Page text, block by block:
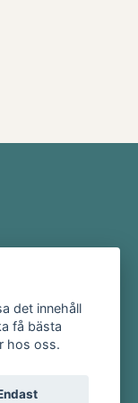
det innehåll
få bästa
hos oss.